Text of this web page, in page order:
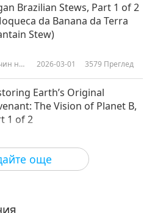
още
Brazilian Stews, Part 1 of 2
da Banana da Terra
Stew)
на
2026-03-01 3579 Преглед
Earth’s Original
The Vision of Planet B,
1 of 2
на
2026-02-24 3836
and Kale Pot Pie